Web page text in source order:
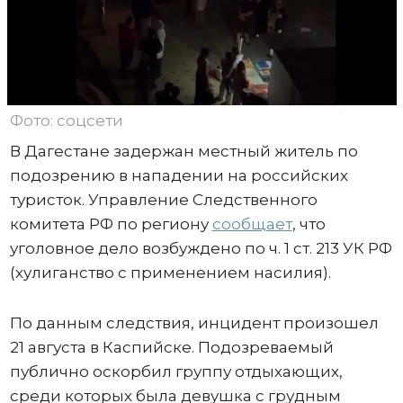
Фото: соцсети
В Дагестане задержан местный житель по
подозрению в нападении на российских
туристок. Управление Следственного
комитета РФ по регионусообщает, что
уголовное дело возбуждено по ч. 1 ст. 213 УК РФ
(хулиганство с применением насилия).
По данным следствия, инцидент произошел
21 августа в Каспийске. Подозреваемый
публично оскорбил группу отдыхающих,
среди которых была девушка с грудным